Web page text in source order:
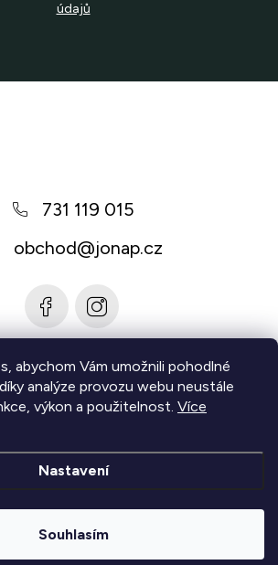
abychom Vám umožnili pohodlné
analýze provozu webu neustále
výkon a použitelnost. Více
Nastavení
Souhlasím
údajů
731 119 015
obchod@jonap.cz
Upravit nastavení cookies